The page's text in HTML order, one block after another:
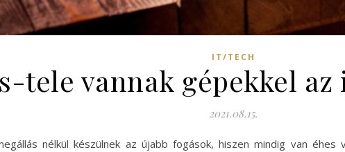
IT/TECH
tele vannak gépekkel
2021.08.15.
nélkül készülnek az újabb fogások, hiszen mindig van